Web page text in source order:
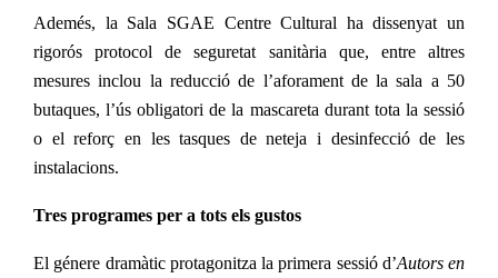
Ademés, la Sala SGAE Centre Cultural ha dissenyat un
rigorós protocol de seguretat sanitària que, entre altres
mesures inclou la reducció de l’aforament de la sala a 50
butaques, l’ús obligatori de la mascareta durant tota la sessió
o el reforç en les tasques de neteja i desinfecció de les
instalacions.
Tres programes per a tots els gustos
El génere dramàtic protagonitza la primera sessió d’Autors en